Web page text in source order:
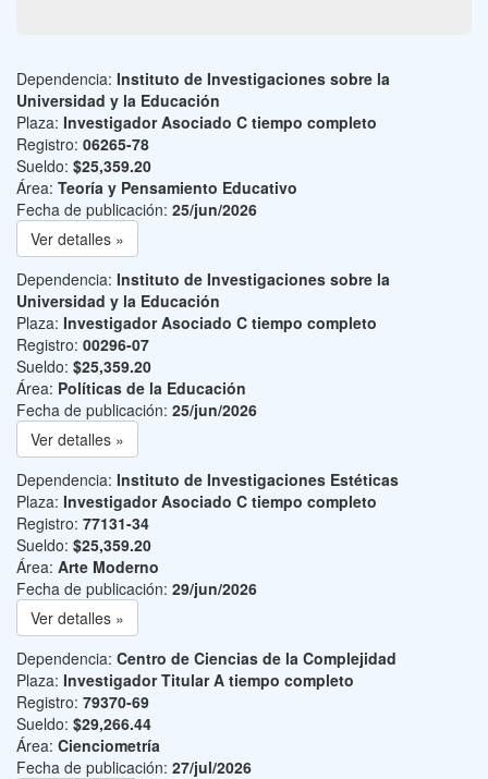
Dependencia: Instituto de Investigaciones sobre la
Universidad y la Educación
Plaza: Investigador Asociado C tiempo completo
Registro: 06265-78
Sueldo: $25,359.20
Área: Teoría y Pensamiento Educativo
Fecha de publicación: 25/jun/2026
Ver detalles »
Dependencia: Instituto de Investigaciones sobre la
Universidad y la Educación
Plaza: Investigador Asociado C tiempo completo
Registro: 00296-07
Sueldo: $25,359.20
Área: Políticas de la Educación
Fecha de publicación: 25/jun/2026
Ver detalles »
Dependencia: Instituto de Investigaciones Estéticas
Plaza: Investigador Asociado C tiempo completo
Registro: 77131-34
Sueldo: $25,359.20
Área: Arte Moderno
Fecha de publicación: 29/jun/2026
Ver detalles »
Dependencia: Centro de Ciencias de la Complejidad
Plaza: Investigador Titular A tiempo completo
Registro: 79370-69
Sueldo: $29,266.44
Área: Cienciometría
Fecha de publicación: 27/jul/2026